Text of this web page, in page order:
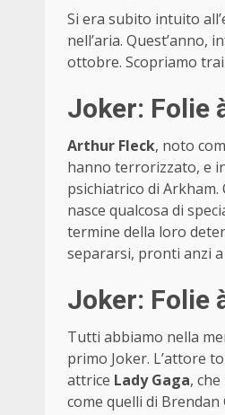
Si era subito intuito
nell’aria. Quest’anno,
ottobre. Scopriamo
Joker: Folie
Arthur Fleck, noto
hanno terrorizzato, e
psichiatrico di Arkham.
nasce qualcosa di
termine della loro
separarsi, pronti anzi
Joker: Folie
Tutti abbiamo nella
primo Joker. L’attore
attrice Lady Gaga,
come quelli di Brendan